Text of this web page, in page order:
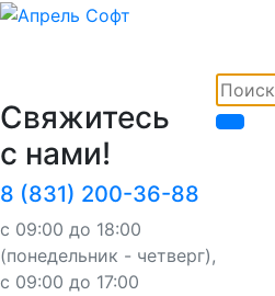
Свяжитесь
с нами!
8 (831) 200-36-88
с 09:00 до 18:00
(понедельник - четверг),
с 09:00 до 17:00